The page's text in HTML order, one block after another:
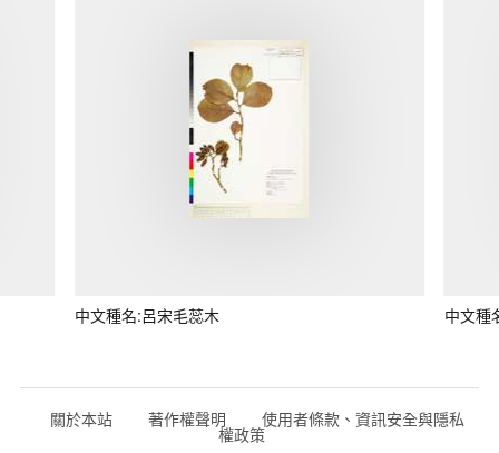
中文種名:呂宋毛蕊木 中文種
關於本站 著作權聲明 使用者條款、資訊安全與隱私
權政策